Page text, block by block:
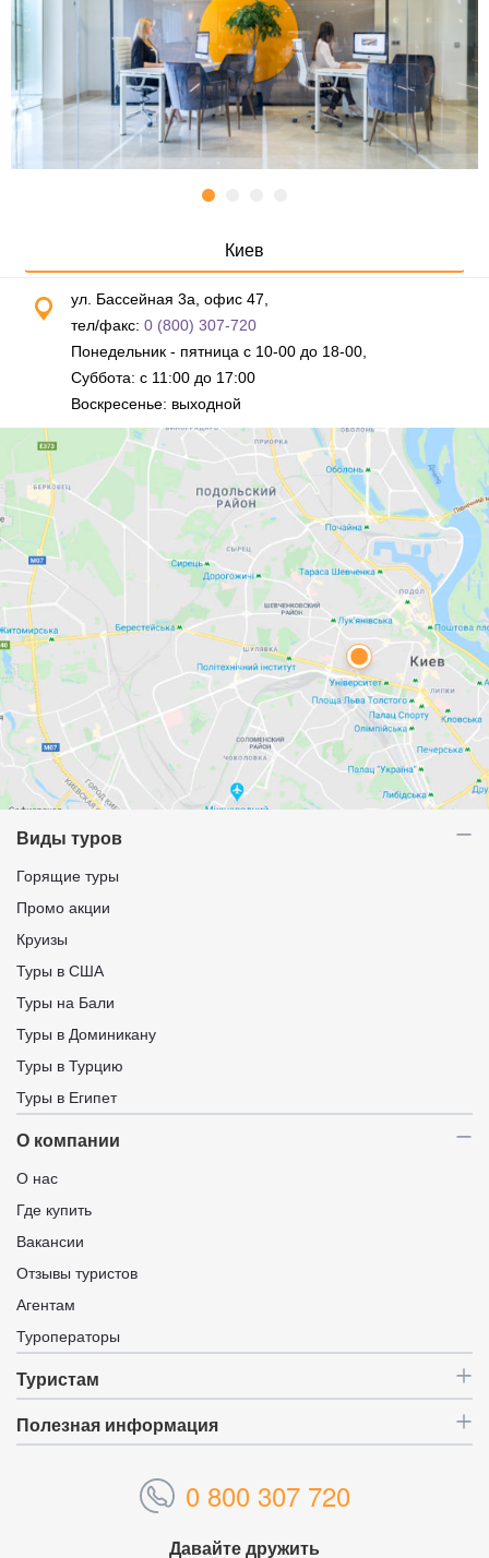
Киев
ул. Бассейная 3а, офис 47,
тел/факс: 0 (800) 307-720
Понедельник - пятница с 10-00 до 18-00,
Суббота: с 11:00 до 17:00
Воскресенье: выходной
Виды туров
Горящие туры
Промо акции
Круизы
Туры в США
Туры на Бали
Туры в Доминикану
Туры в Турцию
Туры в Египет
О компании
О нас
Где купить
Вакансии
Отзывы туристов
Агентам
Туроператоры
Туристам
Полезная информация
0 800 307 720
Давайте дружить